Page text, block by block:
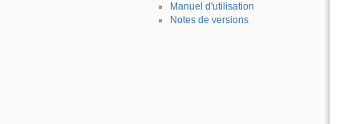
Manuel d'utilisation
Notes de versions